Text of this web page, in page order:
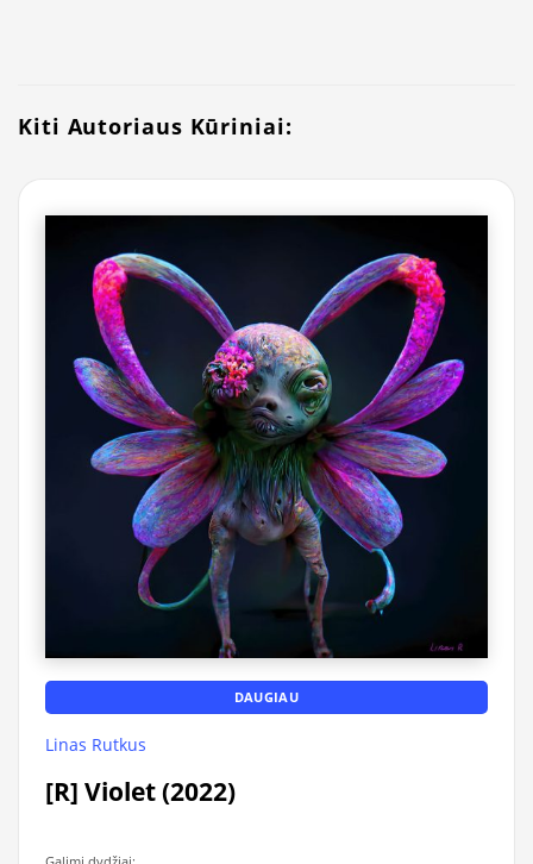
Kiti Autoriaus Kūriniai:
DAUGIAU
Linas Rutkus
[R] Violet (2022)